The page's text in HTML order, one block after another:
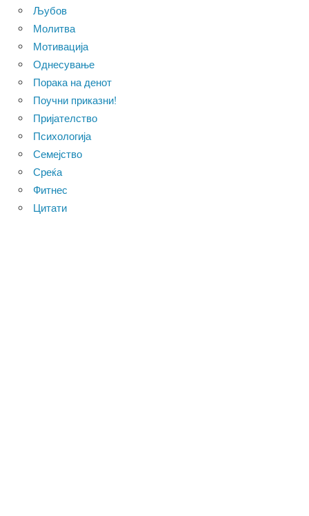
Љубов
Молитва
Мотивација
Однесување
Порака на денот
Поучни приказни!
Пријателство
Психологија
Семејство
Среќа
Фитнес
Цитати